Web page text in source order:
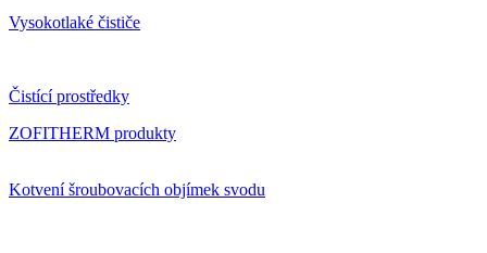
Vysokotlaké čističe
Čistící prostředky
ZOFITHERM produkty
Kotvení šroubovacích objímek svodu